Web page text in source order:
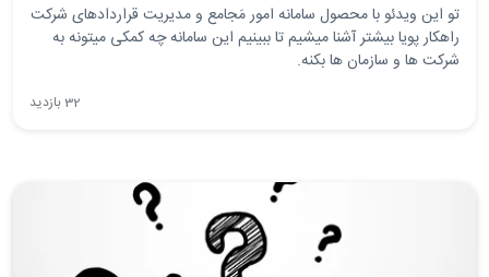
تو این ویدئو با محصول سامانه امور مَجامع و مدیریت قراردادهای شرکت
راهکار پویا بیشتر آشنا میشیم تا ببینیم این سامانه چه کمکی میتونه به
شرکت ها و سازمان ها بکنه.
32 بازدید